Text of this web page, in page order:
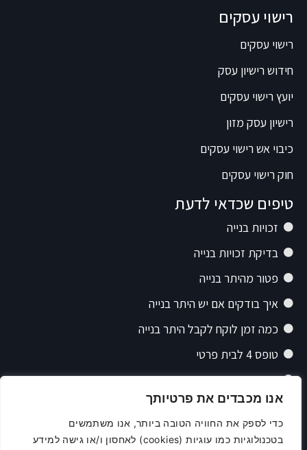
אנו מכבדים את פרטיותך
כדי לספק את החוויה הטובה ביותר, אנו משתמשים
בטכנולוגיות כמו עוגיות (cookies) לאחסון ו/או גישה למידע
רישוי עסקים
רישוי עסקים
חידוש רישיון עסק
יועץ רישוי עסקים
רישיון עסק מזון
כיבוי אש רישוי עסקים
חוק רישוי עסקים
טיפים שכדאי לדעת
זכויות בנייה
בדיקת זכויות בנייה
פטור מהיתר בנייה
איך בודקים אם יש היתר בנייה
כמה זמן לוקח לקבל היתר בנייה
טופס 4 לבית פרטי
תיק רישוי בנייה
תוכנית בנייה
פרצלציה